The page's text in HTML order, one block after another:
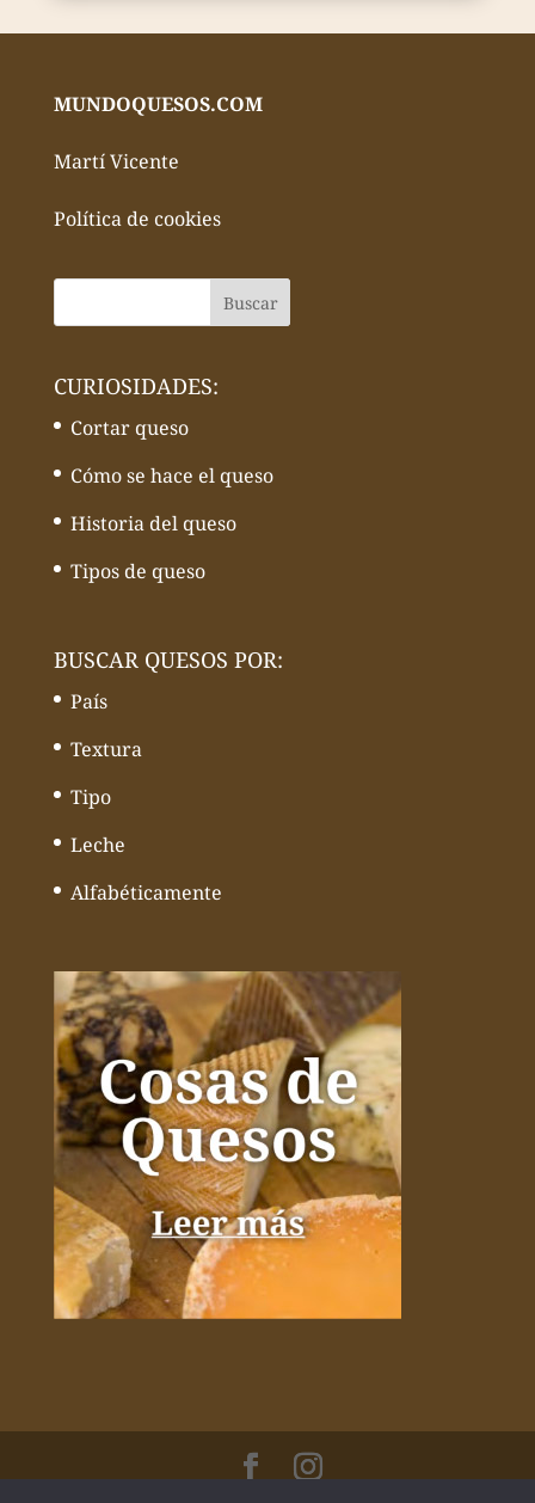
MUNDOQUESOS.COM
Martí Vicente
Política de cookies
CURIOSIDADES:
Cortar queso
Cómo se hace el queso
Historia del queso
Tipos de queso
BUSCAR QUESOS POR:
País
Textura
Tipo
Leche
Alfabéticamente